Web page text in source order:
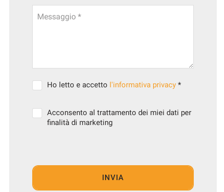
Messaggio *
Ho letto e accetto l'informativa privacy *
Acconsento al trattamento dei miei dati per
finalità di marketing
INVIA